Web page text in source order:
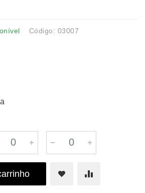
Código: 03007